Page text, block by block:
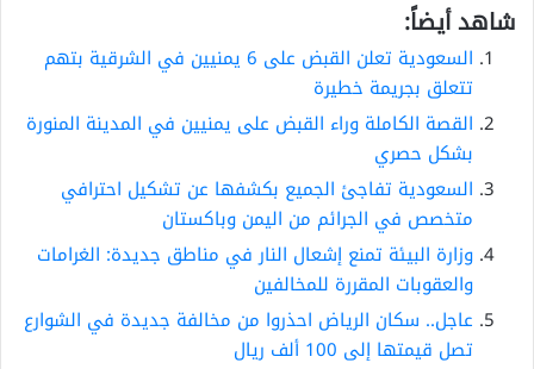
شاهد أيضاً:
السعودية تعلن القبض على 6 يمنيين في الشرقية بتهم
تتعلق بجريمة خطيرة
القصة الكاملة وراء القبض على يمنيين في المدينة المنورة
بشكل حصري
السعودية تفاجئ الجميع بكشفها عن تشكيل احترافي
متخصص في الجرائم من اليمن وباكستان
وزارة البيئة تمنع إشعال النار في مناطق جديدة: الغرامات
والعقوبات المقررة للمخالفين
عاجل.. سكان الرياض احذروا من مخالفة جديدة في الشوارع
تصل قيمتها إلى 100 ألف ريال